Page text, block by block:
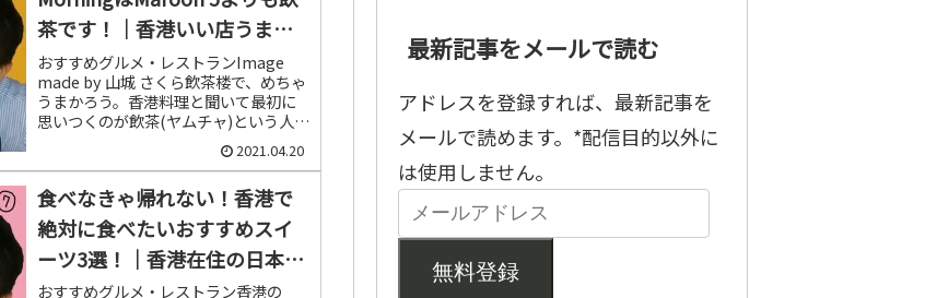
茶です！｜香港いい店うまい
店Vol.8
おすすめグルメ・レストランImage
made by 山城 さくら飲茶楼で、めちゃ
うまかろう。香港料理と聞いて最初に
思いつくのが飲茶(ヤムチャ)という人も
多いのではないでしょうか。小さい頃
に聞いたCMを今でもよく覚えていま
す。香港には飲茶の...
2021.04.20
食べなきゃ帰れない！香港で
絶対に食べたいおすすめスイ
ーツ3選！｜香港在住の日本人
駐在員おすすめのグルメ
おすすめグルメ・レストラン香港の
最新記事をメールで読む
アドレスを登録すれば、最新記事を
メールで読めます。*配信目的以外に
は使用しません。
無料登録